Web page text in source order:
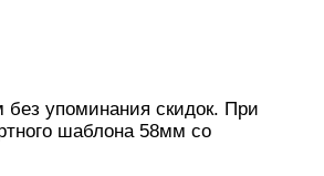
упоминания скидок. При
шаблона 58мм со